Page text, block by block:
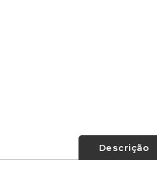
Descrição